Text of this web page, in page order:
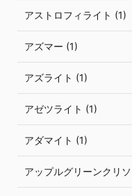
アストロフィライト (1)
アズマー (1)
アズライト (1)
アゼツライト (1)
アダマイト (1)
アップルグリーンクリ